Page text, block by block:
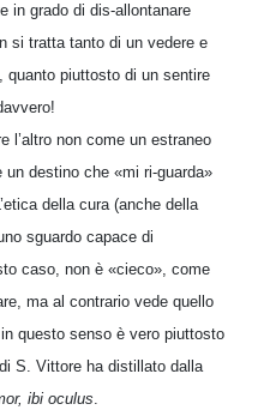
in grado di dis-allontanare
si tratta tanto di un vedere e
quanto piuttosto di un sentire
l’altro non come un estraneo
destino che «mi ri-guarda»
della cura (anche della
sguardo capace di
caso, non è «cieco», come
ma al contrario vede quello
questo senso è vero piuttosto
S. Vittore ha distillato dalla
ibi oculus.